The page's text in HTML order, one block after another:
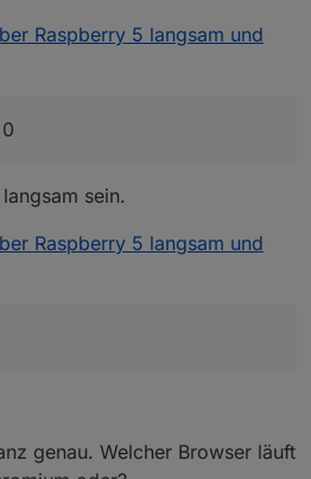
Raspberry 5 langsam und
sein.
Raspberry 5 langsam und
genau. Welcher Browser läuft